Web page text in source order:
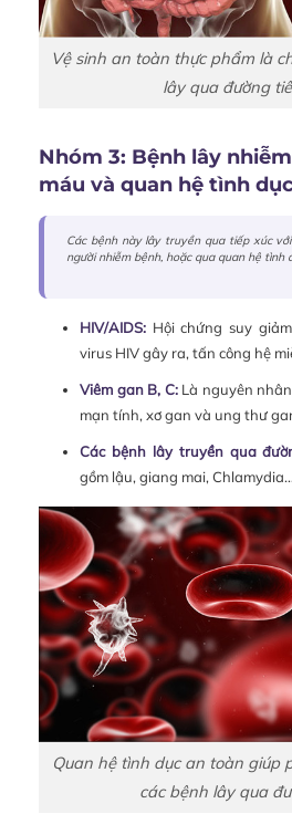
Vệ sinh an toàn thực phẩm là
lây qua đường
Nhóm 3: Bệnh lây
máu và quan hệ tình dục
Các bệnh này lây truyền qua tiếp xúc
người nhiễm bệnh, hoặc qua quan hệ tình
HIV/AIDS:Hội chứng suy
virus HIV gây ra, tấn công hệ
Viêm gan B, C:Là nguyên
mạn tính, xơ gan và ung thư
Các bệnh lây truyền qua
gồm lậu, giang mai,
Quan hệ tình dục an toàn giúp
các bệnh lây qua